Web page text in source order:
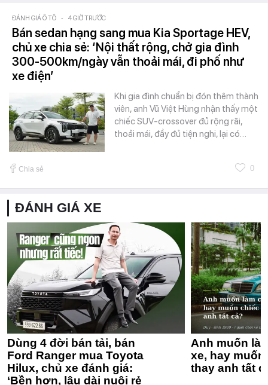
ĐÁNH GIÁ Ô TÔ - 4 GIỜ TRƯỚC
Bán sedan hạng sang mua Kia Sportage HEV,
chủ xe chia sẻ: ‘Nội thất rộng, chở gia đình
300-500km/ngày vẫn thoải mái, đi phố như
xe điện’
Khi gia đình chuẩn bị đón thêm thành
viên, anh Vũ Việt Hùng nhận thấy một
chiếc SUV-crossover đủ rộng rãi,
thoải mái, đầy đủ tiện nghi, lại có…
Chia sẻ 0
ĐÁNH GIÁ XE
Dùng 4 đời bán tải, bán
Ford Ranger mua Toyota
Hilux, chủ xe đánh giá:
‘Bền hơn, lâu dài nuôi rẻ
Anh muốn
xe, hay
thay anh tất